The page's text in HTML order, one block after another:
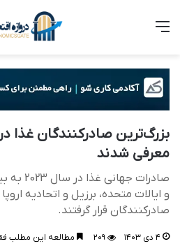
منو
معرفی شدند
و ایالات متحده، برزیل و اتحادیه
صادرکنندگان قرار گرفتند.
۴ دی ۱۴۰۳ ۲۰۹ مطالعه این مطلب فقط ۲ دقیقه زمان نیاز